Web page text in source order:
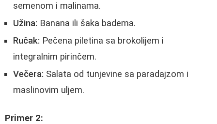
semenom i malinama.
Užina: Banana ili šaka badema.
Ručak: Pečena piletina sa brokolijem i
integralnim pirinčem.
Večera: Salata od tunjevine sa paradajzom i
maslinovim uljem.
Primer 2: